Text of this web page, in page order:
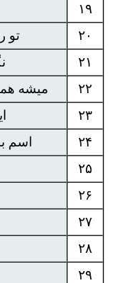
۱۹
۲۰
تو
۲۱
۲۲
میشه
۲۳
۲۴
اسم
۲۵
۲۶
۲۷
۲۸
۲۹